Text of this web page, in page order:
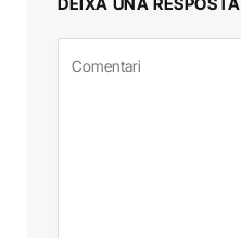
DEIXA UNA RESPOSTA